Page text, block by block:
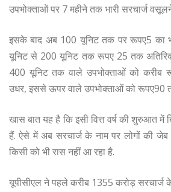
उपभोक्ताओं पर 7 महीने तक भारी सरचार्ज
इसके बाद अब 100 यूनिट तक पर रूपए5 का
यूनिट से 200 यूनिट तक रूपए 25 तक
400 यूनिट तक वाले उपभोक्ताओं को करीब
उधर, इससे ऊपर वाले उपभोक्ताओं को
खास बात यह है कि इसी वित्त वर्ष की शुरुआत में
हैं. ऐसे में अब सरचार्ज के नाम पर लोगों की
किसी को भी रास नहीं आ रहा है.
यूपीसीएल ने पहले करीब 1355 करोड़